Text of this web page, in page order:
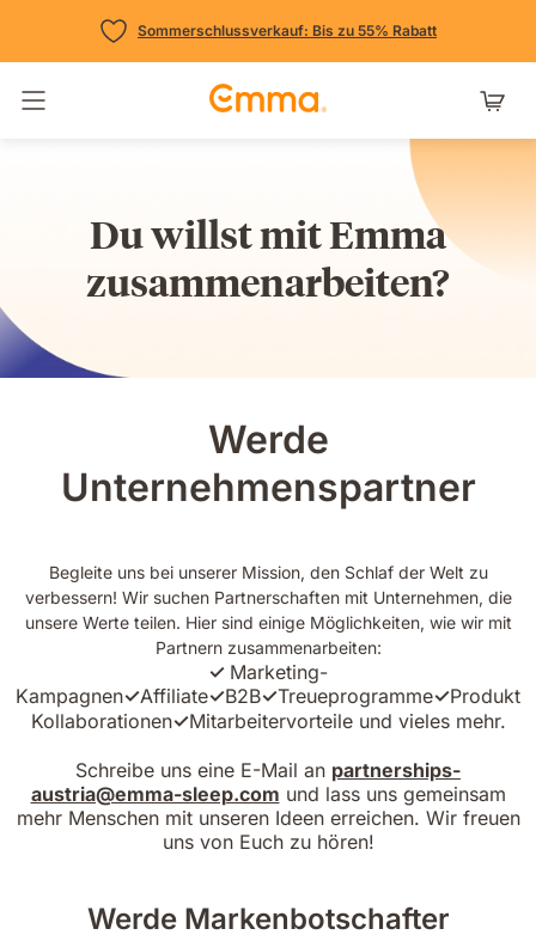
Sommerschlussverkauf: Bis zu 55% Rabatt
Navigation umschalten
Du willst mit Emma
zusammenarbeiten?
Werde
Unternehmenspartner
Begleite uns bei unserer Mission, den Schlaf der Welt zu
verbessern! Wir suchen Partnerschaften mit Unternehmen, die
unsere Werte teilen. Hier sind einige Möglichkeiten, wie wir mit
Partnern zusammenarbeiten:
✓ Marketing-
Kampagnen✓Affiliate✓B2B✓Treueprogramme✓Produkt
Kollaborationen✓Mitarbeitervorteile und vieles mehr.
Schreibe uns eine E-Mail an partnerships-
austria@emma-sleep.com und lass uns gemeinsam
mehr Menschen mit unseren Ideen erreichen. Wir freuen
uns von Euch zu hören!
Werde Markenbotschafter